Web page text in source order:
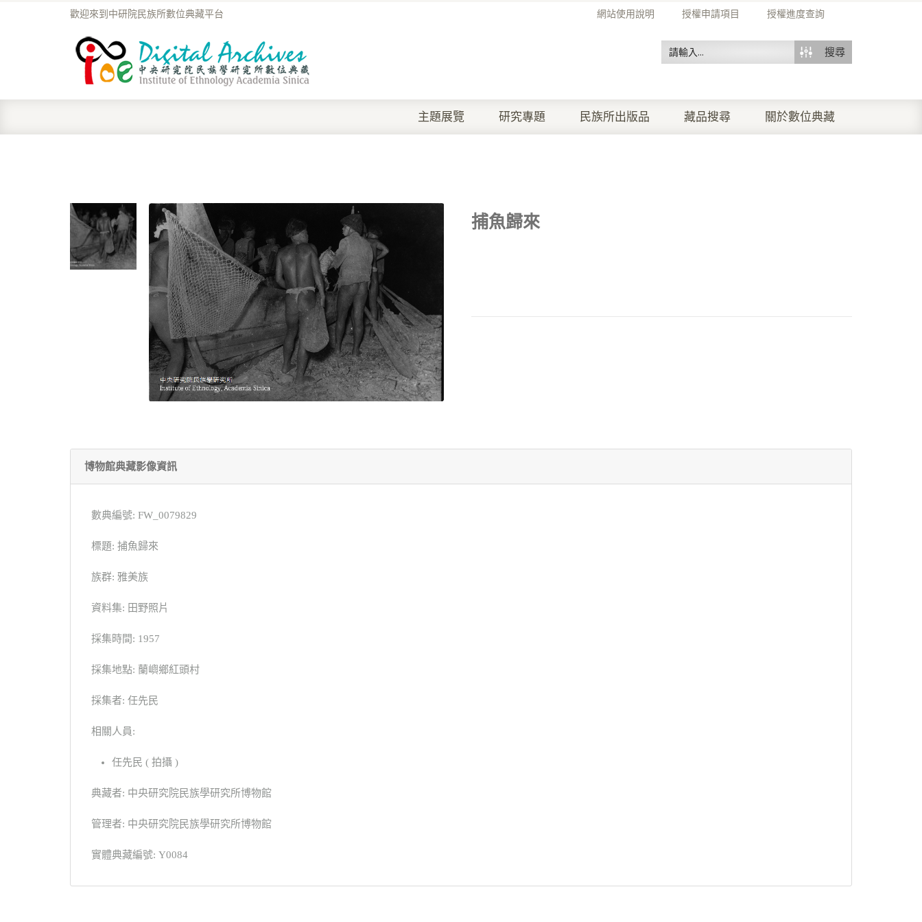
網站使用說明 授權申請項目 授權進度查詢
歡迎來到中研院民族所數位典藏平台
搜尋
主題展覽 研究專題 民族所出版品 藏品搜尋 關於數位典藏
捕魚歸來
博物館典藏影像資訊
數典編號: FW_0079829
標題: 捕魚歸來
族群: 雅美族
資料集: 田野照片
採集時間: 1957
採集地點: 蘭嶼鄉紅頭村
採集者: 任先民
相關人員:
任先民 ( 拍攝 )
典藏者: 中央研究院民族學研究所博物館
管理者: 中央研究院民族學研究所博物館
實體典藏編號: Y0084